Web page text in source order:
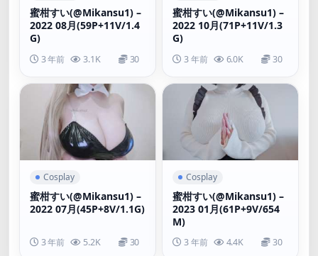
蜜柑すい(@Mikansu1) –
2022 08月(59P+11V/1.4
G)
3 年前 3.1K 30
蜜柑すい(@Mikansu1) –
2022 10月(71P+11V/1.3
G)
3 年前 6.0K 30
Cosplay
蜜柑すい(@Mikansu1) –
2022 07月(45P+8V/1.1G)
3 年前 5.2K 30
Cosplay
蜜柑すい(@Mikansu1) –
2023 01月(61P+9V/654
M)
3 年前 4.4K 30